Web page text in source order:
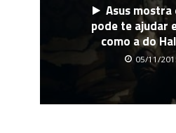
Asus mostra
pode te ajudar
como a do
05/11/